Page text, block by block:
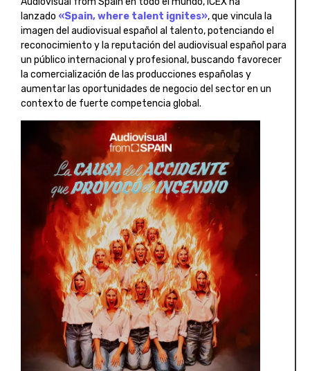
lanzado «Spain, where talent ignites», que vincula la
imagen del audiovisual español al talento, potenciando el
reconocimiento y la reputación del audiovisual español para
un público internacional y profesional, buscando favorecer
la comercialización de las producciones españolas y
aumentar las oportunidades de negocio del sector en un
contexto de fuerte competencia global.